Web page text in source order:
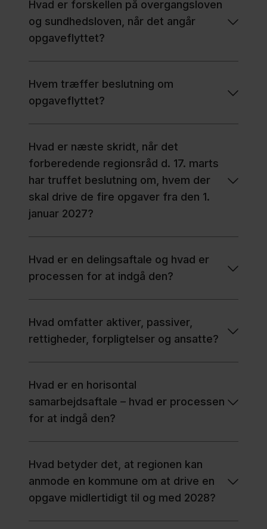
Hvad er forskellen på overgangsloven
og sundhedsloven, når det angår
opgaveflyttet?
Hvem træffer beslutning om
opgaveflyttet?
Hvad er næste skridt, når det
forberedende regionsråd d. 17. marts
har truffet beslutning om, hvem der
skal drive de fire opgaver fra den 1.
januar 2027?
Hvad er en delingsaftale og hvad er
processen for at indgå den?
Hvad omfatter aktiver, passiver,
rettigheder, forpligtelser og ansatte?
Hvad er en horisontal
samarbejdsaftale – hvad er processen
for at indgå den?
Hvad betyder det, at regionen kan
anmode en kommune om at drive en
opgave midlertidigt til og med 2028?